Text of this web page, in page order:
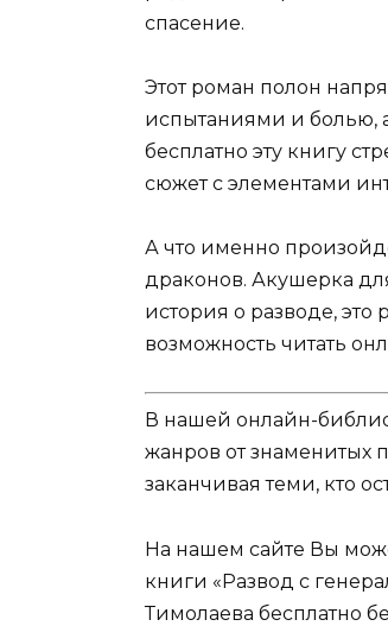
спасение.
Этот роман полон
испытаниями и болью,
бесплатно эту книгу
сюжет с элементами
А что именно
драконов. Акушерка
история о разводе, это
возможность читать
В нашей онлайн-
жанров от знаменитых
заканчивая теми, кто
На нашем сайте Вы
книги «Развод с
Тимолаева бесплатно